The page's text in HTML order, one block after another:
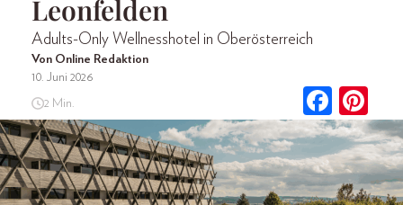
Leonfelden
Adults-Only Wellnesshotel in Oberösterreich
Von Online Redaktion
10. Juni 2026
2 Min.